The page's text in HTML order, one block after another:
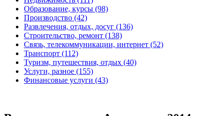
Образование, курсы (98)
Производство (42)
Развлечения, отдых, досуг (136)
Строительство, ремонт (138)
Связь, телекоммуникации, интернет (52)
Транспорт (112)
Туризм, путешествия, отдых (40)
Услуги, разное (155)
Финансовые услуги (43)